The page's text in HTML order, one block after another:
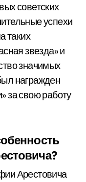
советских
успехи
таких
звезда» и
значимых
награжден
за свою работу
Арестовича